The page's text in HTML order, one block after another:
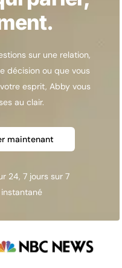
sur une relation,
décision ou que vous
esprit, Abby vous
au clair.
maintenant
24, 7 jours sur 7